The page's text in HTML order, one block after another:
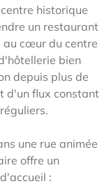
historique
un restaurant
au cœur du centre
bien
depuis plus de
d'un flux constant
une rue animée
offre un
: